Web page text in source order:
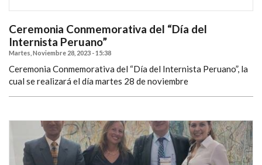
Ceremonia Conmemorativa del “Día del
Internista Peruano”
Martes, Noviembre 28, 2023 - 15:38
Ceremonia Conmemorativa del “Día del Internista Peruano”, la
cual se realizará el día martes 28 de noviembre